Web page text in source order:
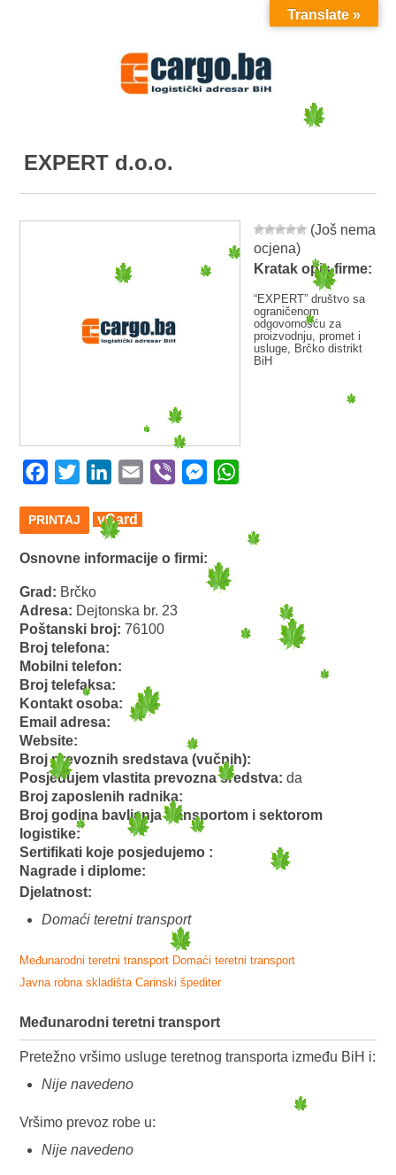
MENU
EXPERT d.o.o.
(Još nema
ocjena)
Kratak opis firme:
“EXPERT” društvo sa
ograničenom
odgovornošću za
proizvodnju, promet i
usluge, Brčko distrikt
BiH
Facebook
Twitter LinkedIn
Email Viber Messenger
PRINTAJ vCard
Osnovne informacije o firmi:
Grad: Brčko
Adresa: Dejtonska br. 23
Poštanski broj:76100
Broj telefona:
Mobilni telefon:
Broj telefaksa:
Kontakt osoba:
Email adresa:
Website:
Broj prevoznih sredstava (vučnih):
Posjedujem vlastita prevozna sredstva:da
Broj zaposlenih radnika:
Broj godina bavljenja transportom i sektorom
logistike:
Sertifikati koje posjedujemo :
Nagrade i diplome:
Djelatnost:
Domaći teretni transport
Međunarodni teretni transport Domaći teretni transport
Javna robna skladišta Carinski špediter
Međunarodni teretni transport
Pretežno vršimo usluge teretnog transporta između BiH i:
Nije navedeno
Vršimo prevoz robe u:
Nije navedeno
Translate »